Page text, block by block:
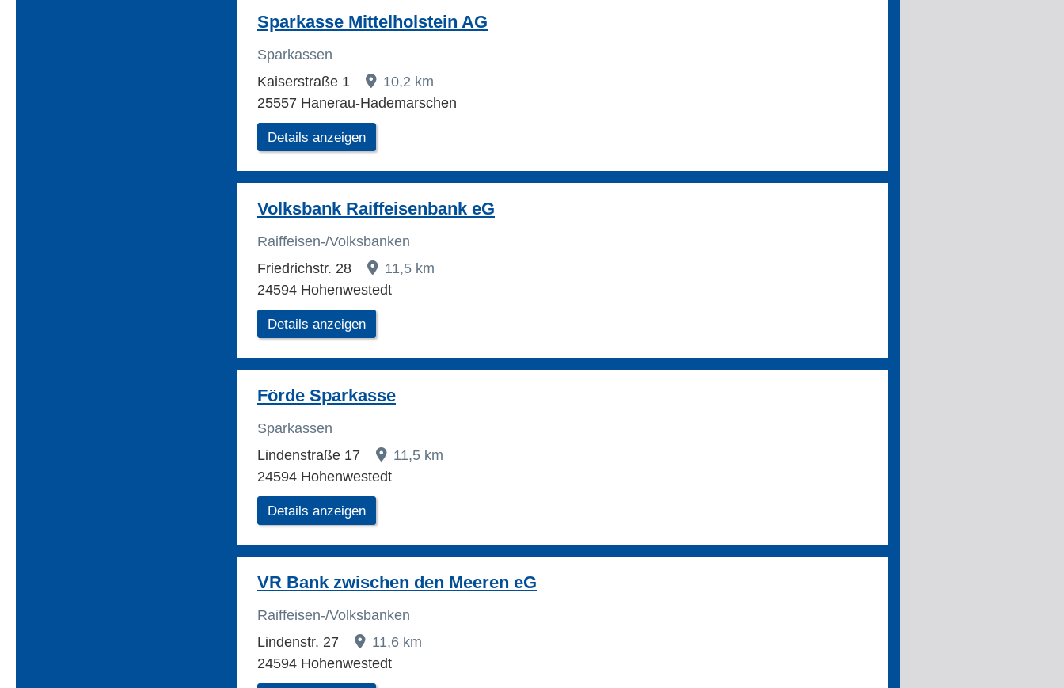
Sparkasse Mittelholstein AG
Sparkassen
Kaiserstraße 1
10,2 km
25557 Hanerau-Hademarschen
Details anzeigen
Volksbank Raiffeisenbank eG
Raiffeisen-/Volksbanken
Friedrichstr. 28
11,5 km
24594 Hohenwestedt
Details anzeigen
Förde Sparkasse
Sparkassen
Lindenstraße 17
11,5 km
24594 Hohenwestedt
Details anzeigen
VR Bank zwischen den Meeren eG
Raiffeisen-/Volksbanken
Lindenstr. 27
11,6 km
24594 Hohenwestedt